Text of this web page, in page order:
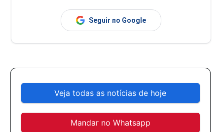
Seguir no Google
Veja todas as notícias de hoje
Mandar no Whatsapp